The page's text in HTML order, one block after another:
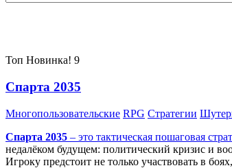
Топ Новинка! 9
Спарта 2035
Многопользовательские RPG Стратегии
Спарта 2035 – это тактическая пошаговая
недалёком будущем: политический кризис и
Игроку предстоит не только участвовать в